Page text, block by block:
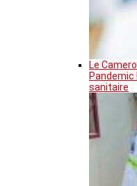
Le
sanitaire